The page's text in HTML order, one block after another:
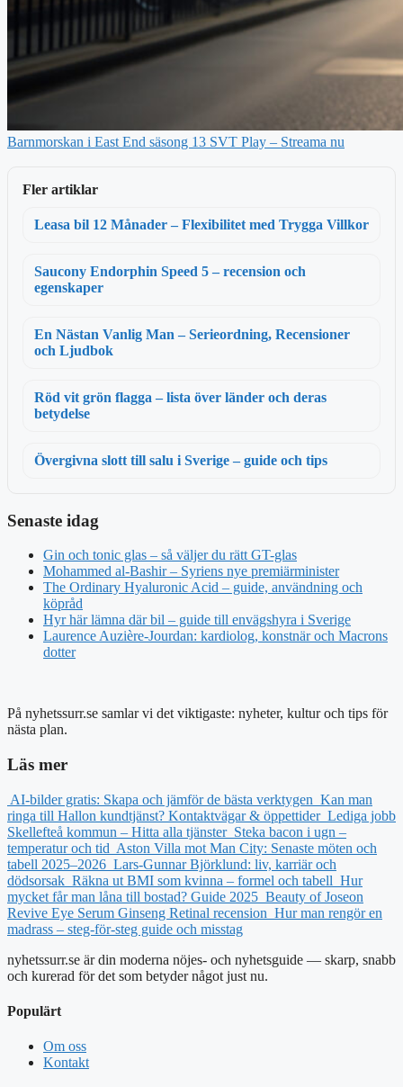
Barnmorskan i East End säsong 13 SVT Play – Streama nu
Fler artiklar
Leasa bil 12 Månader – Flexibilitet med Trygga Villkor
Saucony Endorphin Speed 5 – recension och
egenskaper
En Nästan Vanlig Man – Serieordning, Recensioner
och Ljudbok
Röd vit grön flagga – lista över länder och deras
betydelse
Övergivna slott till salu i Sverige – guide och tips
Senaste idag
Gin och tonic glas – så väljer du rätt GT-glas
Mohammed al-Bashir – Syriens nye premiärminister
The Ordinary Hyaluronic Acid – guide, användning och
köpråd
Hyr här lämna där bil – guide till envägshyra i Sverige
Laurence Auzière-Jourdan: kardiolog, konstnär och Macrons
dotter
På nyhetssurr.se samlar vi det viktigaste: nyheter, kultur och tips för
nästa plan.
Läs mer
AI-bilder gratis: Skapa och jämför de bästa verktygen Kan man
ringa till Hallon kundtjänst? Kontaktvägar & öppettider Lediga jobb
Skellefteå kommun – Hitta alla tjänster Steka bacon i ugn –
temperatur och tid Aston Villa mot Man City: Senaste möten och
tabell 2025–2026 Lars-Gunnar Björklund: liv, karriär och
dödsorsak Räkna ut BMI som kvinna – formel och tabell Hur
mycket får man låna till bostad? Guide 2025 Beauty of Joseon
Revive Eye Serum Ginseng Retinal recension Hur man rengör en
madrass – steg-för-steg guide och misstag
nyhetssurr.se är din moderna nöjes- och nyhetsguide — skarp, snabb
och kurerad för det som betyder något just nu.
Populärt
Om oss
Kontakt